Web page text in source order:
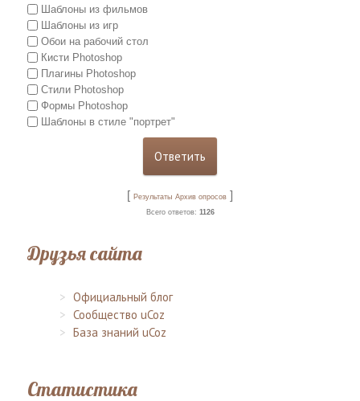
Шаблоны из фильмов
Шаблоны из игр
Обои на рабочий стол
Кисти Photoshop
Плагины Photoshop
Стили Photoshop
Формы Photoshop
Шаблоны в стиле "портрет"
[ Результаты Архив опросов ]
Всего ответов: 1126
Друзья сайта
Официальный блог
Сообщество uCoz
База знаний uCoz
Статистика